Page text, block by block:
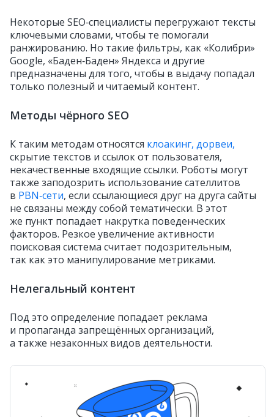
Некоторые SEO‑специалисты перегружают тексты
ключевыми словами, чтобы те помогали
ранжированию. Но такие фильтры, как «Колибри»
Google, «Баден‑Баден» Яндекса и другие
предназначены для того, чтобы в выдачу попадал
только полезный и читаемый контент.
Методы чёрного SEO
К таким методам относятся клоакинг, дорвеи,
скрытие текстов и ссылок от пользователя,
некачественные входящие ссылки. Роботы могут
также заподозрить использование сателлитов
в PBN‑сети, если ссылающиеся друг на друга сайты
не связаны между собой тематически. В этот
же пункт попадает накрутка поведенческих
факторов. Резкое увеличение активности
поисковая система считает подозрительным,
так как это манипулирование метриками.
Нелегальный контент
Под это определение попадает реклама
и пропаганда запрещённых организаций,
а также незаконных видов деятельности.